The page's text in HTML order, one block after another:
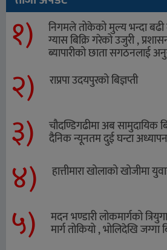
१) निगमले तोकेको मुल्य भन्दा बढी
ग्यास बिक्रि गरेको उजुरी ,
ब्यापारीको छाता सगठनलाई
२) राप्रपा उदयपुरको बिज्ञप्ती
३) चौदण्डिगढीमा अब सामुदायिक
दैनिक न्यूनतम दुई घन्टा
४) हात्तीमारा खोलाको खोजीमा
५) मदन भण्डारी लोकमार्गको
मार्ग तोकियो , भोलिदेखि